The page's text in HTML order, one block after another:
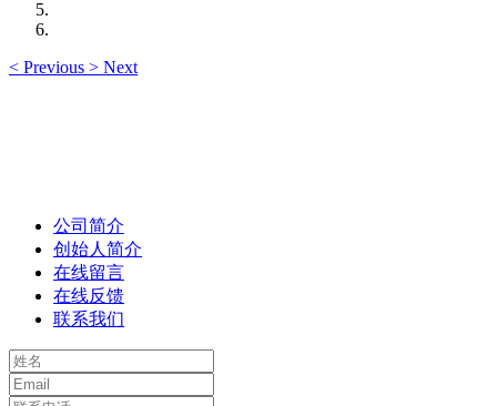
< Previous > Next
公司简介
创始人简介
在线留言
在线反馈
联系我们